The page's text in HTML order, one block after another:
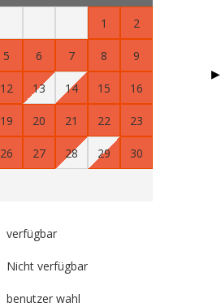
1 2
5 6 7 8 9
12 13 14 15 16
19 20 21 22 23
26 27 28 29 30
▶
verfügbar
Nicht verfügbar
benutzer wahl